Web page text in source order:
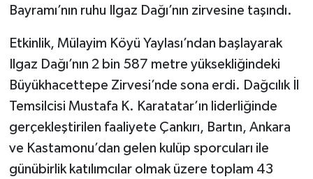
Bayramı’nın ruhu Ilgaz Dağı’nın zirvesine taşındı.
Etkinlik, Mülayim Köyü Yaylası’ndan başlayarak
Ilgaz Dağı’nın 2 bin 587 metre yüksekliğindeki
Büyükhacettepe Zirvesi’nde sona erdi. Dağcılık İl
Temsilcisi Mustafa K. Karatatar’ın liderliğinde
gerçekleştirilen faaliyete Çankırı, Bartın, Ankara
ve Kastamonu’dan gelen kulüp sporcuları ile
günübirlik katılımcılar olmak üzere toplam 43